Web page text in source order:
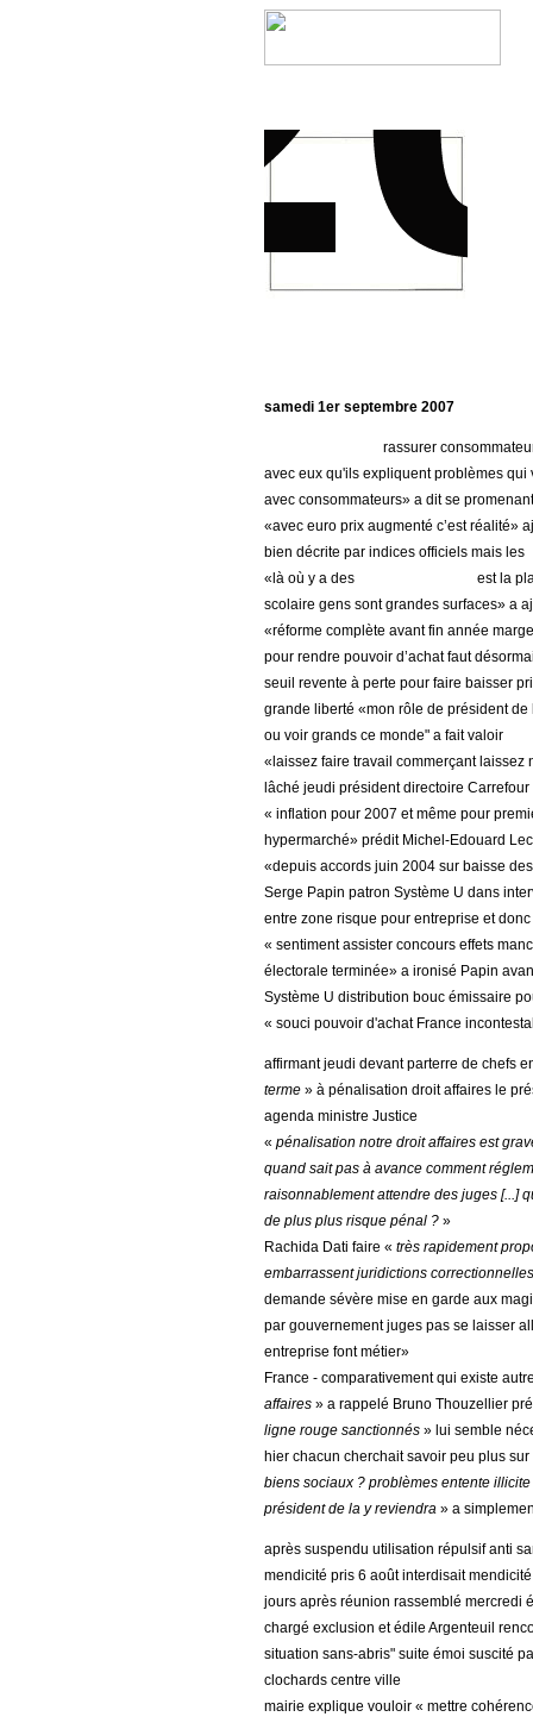
samedi 1er septembre 2007
rassurer
avec eux qu'ils expliquent problèmes
avec consommateurs» a dit se
«avec euro prix augmenté c’est réalité»
bien décrite par indices officiels mais les
«là où y a des
est la
scolaire gens sont grandes surfaces» a
«réforme complète avant fin année
pour rendre pouvoir d’achat faut
seuil revente à perte pour faire baisser
grande liberté «mon rôle de président
ou voir grands ce monde" a fait valoir
«laissez faire travail commerçant
lâché jeudi président directoire
« inflation pour 2007 et même pour
hypermarché» prédit Michel-Edouard
«depuis accords juin 2004 sur baisse
Serge Papin patron Système U dans
entre zone risque pour entreprise et
« sentiment assister concours effets
électorale terminée» a ironisé Papin
Système U distribution bouc émissaire
« souci pouvoir d'achat France
affirmant jeudi devant parterre de chefs
terme » à pénalisation droit affaires le
agenda ministre Justice
« pénalisation notre droit affaires est
quand sait pas à avance comment
raisonnablement attendre des juges [...]
de plus plus risque pénal ?»
Rachida Dati faire « très rapidement
embarrassent juridictions correctionnelles
demande sévère mise en garde aux
par gouvernement juges pas se laisser
entreprise font métier»
France - comparativement qui existe
affaires» a rappelé Bruno Thouzellier
ligne rouge sanctionnés» lui semble
hier chacun cherchait savoir peu plus
biens sociaux ? problèmes entente
président de la y reviendra» a
après suspendu utilisation répulsif anti
mendicité pris 6 août interdisait
jours après réunion rassemblé mercredi
chargé exclusion et édile Argenteuil
situation sans-abris" suite émoi suscité
clochards centre ville
mairie explique vouloir « mettre